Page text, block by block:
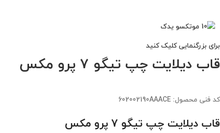
برای بزرگنمایی کلیک کنید
قاب دیلایت چپ تیگو 7 پرو مکس
کد فنی محصول: 602002190AAACE
قاب دیلایت چپ تیگو 7 پرو مکس